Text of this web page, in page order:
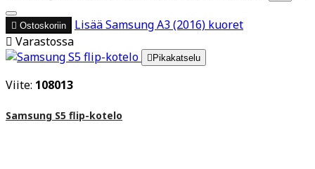
 Ostoskoriin LisääSamsung A3 (2016) kuoret
 Varastossa
 Pikakatselu
Viite: 108013
Samsung S5 flip-kotelo